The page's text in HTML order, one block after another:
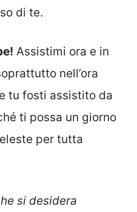
di te.
Assistimi ora e in
nell’ora
tu fosti assistito da
ti possa un giorno
per tutta
si desidera